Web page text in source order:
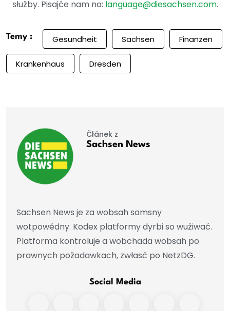
słužby. Pisajće nam na: language@diesachsen.com.
Temy : Gesundheit Sachsen Finanzen
Krankenhaus Dresden
Čłánek z
Sachsen News
Sachsen News je za wobsah samsny
wotpowědny. Kodex platformy dyrbi so wužiwać.
Platforma kontroluje a wobchada wobsah po
prawnych požadawkach, zwłasć po NetzDG.
Social Media